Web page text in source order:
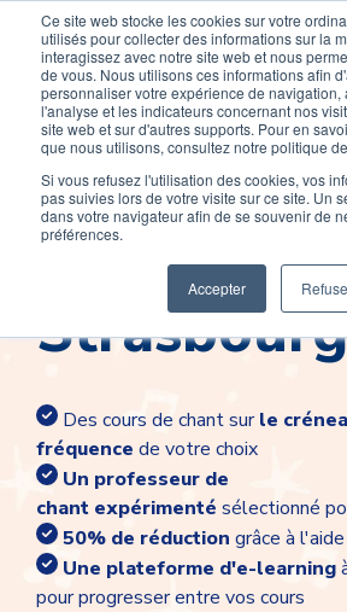
Ce site web stocke les cookies sur votre
utilisés pour collecter des informations sur la
interagissez avec notre site web et nous
de vous. Nous utilisons ces informations afin
personnaliser votre expérience de navigation,
l'analyse et les indicateurs concernant nos
site web et sur d'autres supports. Pour en
que nous utilisons, consultez notre politique
Si vous refusez l'utilisation des cookies, vos
pas suivies lors de votre visite sur ce site. Un
dans votre navigateur afin de se souvenir de
préférences.
Accepter
Devenir élève Devenir Prof
Cours de
Des cours de chant surle
fréquence de votre choix
Un professeur de
chant expérimenté sélectionné
50% de réduction grâce à
Une plateforme d'e-learning
pour progresser entre vos cours